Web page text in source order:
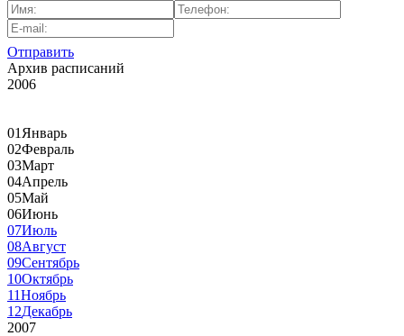
Отправить
Архив расписаний
2006
01 Январь
02Февраль
03Март
04Апрель
05Май
06Июнь
07Июль
08Август
09Сентябрь
10Октябрь
11Ноябрь
12Декабрь
2007